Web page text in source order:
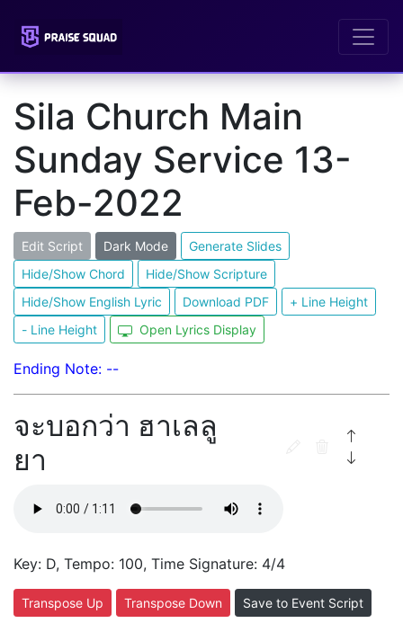
Sila Church Main
Sunday Service 13-
Feb-2022
Edit Script Dark Mode
Generate Slides
Hide/Show Chord
Hide/Show Scripture
Hide/Show English Lyric
Download PDF
+ Line Height
- Line Height
Open Lyrics Display
Ending Note: --
จะบอกว่า ฮาเลลู
ยา
Key: D, Tempo: 100, Time Signature: 4/4
Transpose Up Transpose Down Save to Event Script